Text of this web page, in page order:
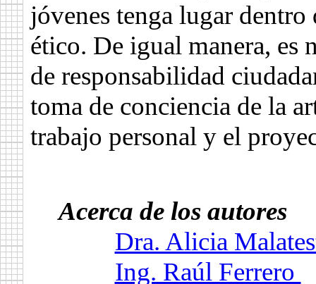
jóvenes tenga lugar
ético. De igual manera, es
de responsabilidad
toma de conciencia de la
trabajo personal y el
Acerca de los autores
Dra. Alicia
Ing. Raúl Ferrero